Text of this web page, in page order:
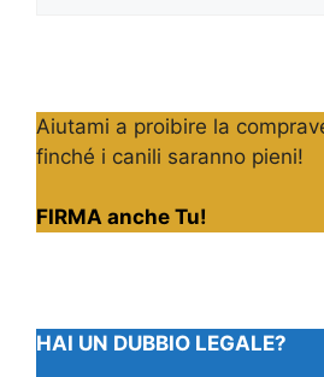
Aiutami a proibire la
finché i canili saranno pieni!
FIRMA anche Tu!
HAI UN DUBBIO LEGALE?